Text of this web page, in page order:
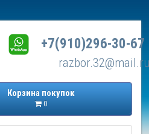
+7(910)296-30-67
Корзина покупок
0